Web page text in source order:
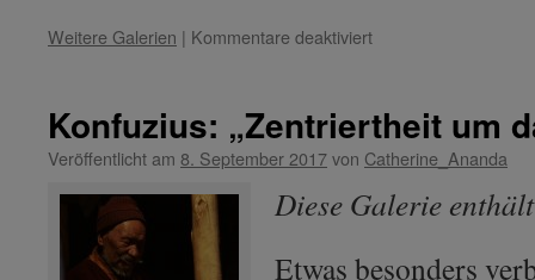
Weitere Galerien | Kommentare deaktiviertfür
Thema:
„Die
des
„Reinheit,
Konfuzius: „Zentriertheit um
Veröffentlicht am 8. September 2017von Catherine_Ananda
Diese Galerie
Etwas besonders